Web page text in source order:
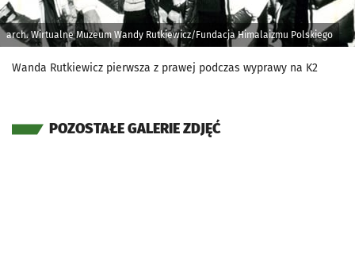
arch. Wirtualne Muzeum Wandy Rutkiewicz/Fundacja Himalaizmu Polskiego
Wanda Rutkiewicz pierwsza z prawej podczas wyprawy na K2
POZOSTAŁE GALERIE ZDJĘĆ